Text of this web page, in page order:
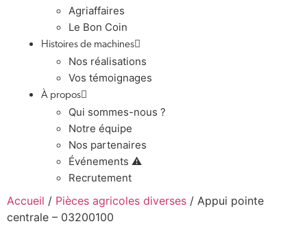
Agriaffaires
Le Bon Coin
Histoires de machines
Nos réalisations
Vos témoignages
À propos
Qui sommes-nous ?
Notre équipe
Nos partenaires
Événements ⚠️
Recrutement
Accueil / Pièces agricoles diverses / Appui pointe
centrale – 03200100